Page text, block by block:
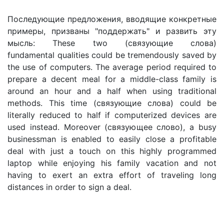
Последующие предложения, вводящие конкретные
примеры, призваны "поддержать" и развить эту
мысль: These two (связующие слова)
fundamental qualities could be tremendously saved by
the use of computers. The average period required to
prepare a decent meal for a middle-class family is
around an hour and a half when using traditional
methods. This time (связующие слова) could be
literally reduced to half if computerized devices are
used instead. Moreover (связующее слово), a busy
businessman is enabled to easily close a profitable
deal with just a touch on this highly programmed
laptop while enjoying his family vacation and not
having to exert an extra effort of traveling long
distances in order to sign a deal.